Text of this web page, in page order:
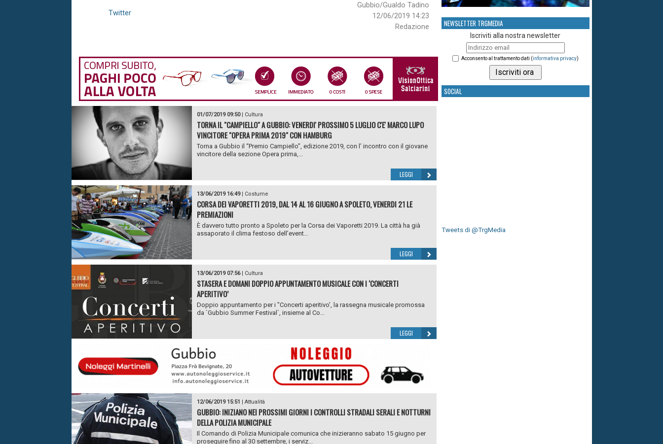
Gubbio/Gualdo Tadino
12/06/2019 14:23
Redazione
Twitter
01/07/2019 09:50| Cultura
TORNA IL "CAMPIELLO" A GUBBIO: VENERDI' PROSSIMO 5 LUGLIO C'E' MARCO LUPO
VINCITORE "OPERA PRIMA 2019" CON HAMBURG
Torna a Gubbio il “Premio Campiello”, edizione 2019, con l’ incontro con il giovane
vincitore della sezione Opera prima,...
LEGGI
13/06/2019 16:49| Costume
CORSA DEI VAPORETTI 2019, DAL 14 AL 16 GIUGNO A SPOLETO, VENERDI 21 LE
PREMIAZIONI
È davvero tutto pronto a Spoleto per la Corsa dei Vaporetti 2019. La città ha già
assaporato il clima festoso dell’event...
LEGGI
13/06/2019 07:56| Cultura
STASERA E DOMANI DOPPIO APPUNTAMENTO MUSICALE CON I ‘CONCERTI
APERITIVO’
Doppio appuntamento per i "Concerti aperitivo’, la rassegna musicale promossa
da `Gubbio Summer Festival`, insieme al Co...
LEGGI
12/06/2019 15:51 | Attualità
GUBBIO: INIZIANO NEI PROSSIMI GIORNI I CONTROLLI STRADALI SERALI E NOTTURNI
DELLA POLIZIA MUNICIPALE
Il Comando di Polizia Municipale comunica che inizieranno sabato 15 giugno per
proseguire fino al 30 settembre, i serviz...
NEWSLETTER TRGMEDIA
Iscriviti alla nostra newsletter
Acconsento al trattamento dati (informativa privacy)
SOCIAL
Tweets di @TrgMedia